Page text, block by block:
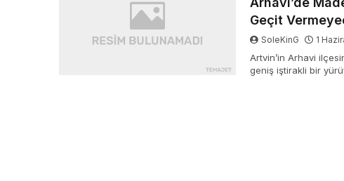
Geçit
SoleKinG 1
Artvin’in Arhavi
geniş iştirakli bir